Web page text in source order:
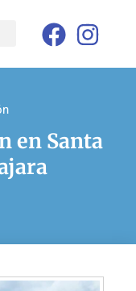
en Santa